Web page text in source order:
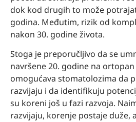
dok kod drugih to može
godina. Međutim, rizik od
nakon 30. godine života.
Stoga je preporučljivo da se
navršene 20. godine na
omogućava stomatolozima da
razvijaju i da identifikuju
su koreni još u fazi razvoja.
razvijaju, korenje postaje duže,